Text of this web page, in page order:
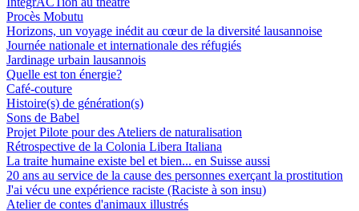
Procès Mobutu
Horizons, un voyage inédit au cœur de la diversité lausannoise
Journée nationale et internationale des réfugiés
Jardinage urbain lausannois
Quelle est ton énergie?
Café-couture
Histoire(s) de génération(s)
Sons de Babel
Projet Pilote pour des Ateliers de naturalisation
Rétrospective de la Colonia Libera Italiana
La traite humaine existe bel et bien... en Suisse aussi
20 ans au service de la cause des personnes exerçant la prostitution
J'ai vécu une expérience raciste (Raciste à son insu)
Atelier de contes d'animaux illustrés